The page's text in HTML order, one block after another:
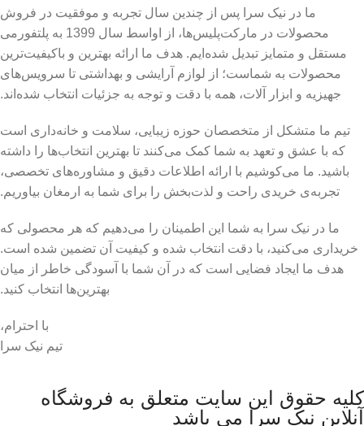
ما در نیک سرا پس از چندین سال تجربه و موفقیت در فروش
محصولات در مارکت‌پلیس‌ها، از اواسط سال 1399 به پلتفورمی
مستقل و متمایز تبدیل شده‌ایم. هدف ما ارائه بهترین و باکیفیت‌ترین
محصولات به شماست؛ از لوازم آرایشی و بهداشتی تا سرویس‌های
جهیزیه و ابزار آلات، همه با دقت و توجه به جزئیات انتخاب شده‌اند.
تیم ما متشکل از متخصصان حوزه زیبایی، سلامت و خانه‌داری است
که با عشق و تعهد به شما کمک می‌کنند تا بهترین انتخاب‌ها را داشته
باشید. ما می‌کوشیم با ارائه اطلاعات دقیق و مشاوره‌های تخصصی،
تجربه‌ی خریدی راحت و لذت‌بخش را برای شما به ارمغان بیاوریم.
ما در نیک سرا به شما این اطمینان را می‌دهیم که هر محصولی که
خریداری می‌کنید، با دقت انتخاب شده و کیفیت آن تضمین شده است.
هدف ما ایجاد فضایی است که در آن شما با آسودگی خاطر از میان
بهترین‌ها انتخاب کنید.
با احترام،
تیم نیک سرا
کلیه حقوق این سایت متعلق به فروشگاه
آنلاین نیک سرا می باشد